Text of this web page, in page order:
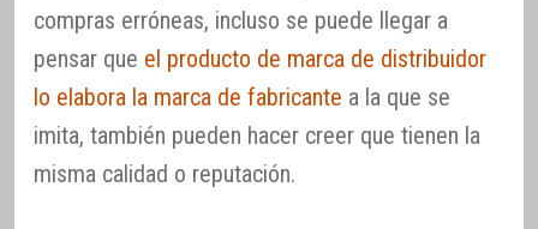
compras erróneas, incluso se puede llegar a
pensar que el producto de marca de distribuidor
lo elabora la marca de fabricante a la que se
imita, también pueden hacer creer que tienen la
misma calidad o reputación.